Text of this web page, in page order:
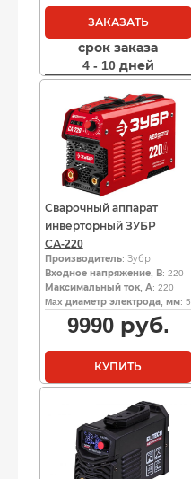
ЗАКАЗАТЬ
срок заказа
4 - 10 дней
Сварочный аппарат
инверторный ЗУБР
СА-220
Производитель: Зубр
Входное напряжение, В: 220
Максимальный ток, А: 220
Max диаметр электрода, мм: 5
9990руб.
КУПИТЬ